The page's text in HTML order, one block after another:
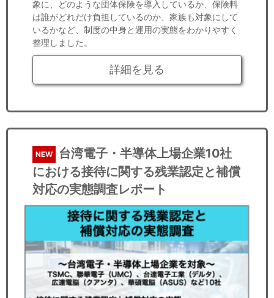
象に、どのような団体保険を導入しているか、保険料
は誰がどれだけ負担しているのか、家族も対象にして
いるかなど、制度の中身と運用の実態をわかりやすく
整理しました。
詳細を見る
NEW
台湾電子・半導体上場企業10社
における接待に関する残業認定と補償
対応の実態調査レポート